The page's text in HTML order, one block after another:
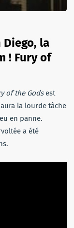
Diego, la
! Fury of
of the Godsest
la lourde tâche
en panne.
a été